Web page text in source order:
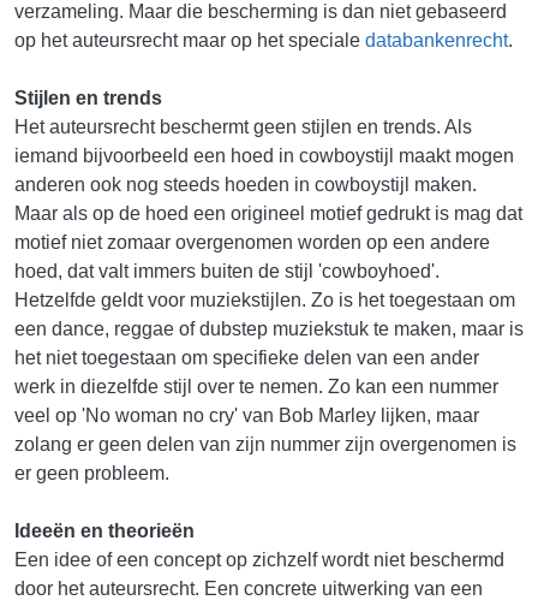
verzameling. Maar die bescherming is dan niet gebaseerd
op het auteursrecht maar op het speciale databankenrecht.
Stijlen en trends
Het auteursrecht beschermt geen stijlen en trends. Als
iemand bijvoorbeeld een hoed in cowboystijl maakt mogen
anderen ook nog steeds hoeden in cowboystijl maken.
Maar als op de hoed een origineel motief gedrukt is mag dat
motief niet zomaar overgenomen worden op een andere
hoed, dat valt immers buiten de stijl 'cowboyhoed'.
Hetzelfde geldt voor muziekstijlen. Zo is het toegestaan om
een dance, reggae of dubstep muziekstuk te maken, maar is
het niet toegestaan om specifieke delen van een ander
werk in diezelfde stijl over te nemen. Zo kan een nummer
veel op 'No woman no cry' van Bob Marley lijken, maar
zolang er geen delen van zijn nummer zijn overgenomen is
er geen probleem.
Ideeën en theorieën
Een idee of een concept op zichzelf wordt niet beschermd
door het auteursrecht. Een concrete uitwerking van een